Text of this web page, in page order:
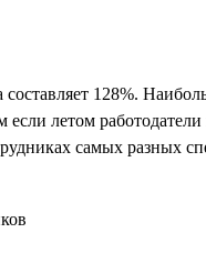
128%.
летом
самых разных